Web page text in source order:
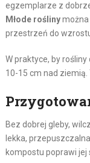
egzemplarze z
Młode roślinymożna
przestrzeń do
W praktyce, by
10-15 cm nad
Bez dobrej gleby,
lekka,
kompostu poprawi jej